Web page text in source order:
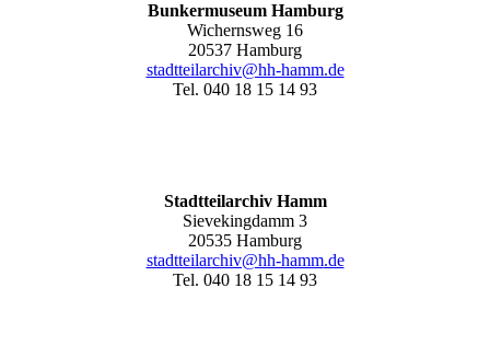
Bunkermuseum Hamburg
Wichernsweg 16
20537 Hamburg
stadtteilarchiv@hh-hamm.de
Tel. 040 18 15 14 93
Stadtteilarchiv Hamm
Sievekingdamm 3
20535 Hamburg
stadtteilarchiv@hh-hamm.de
Tel. 040 18 15 14 93